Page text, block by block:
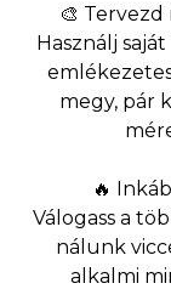
🎨
Használj
megy, pár
🔥
Válogass a
nálunk
alkalmi